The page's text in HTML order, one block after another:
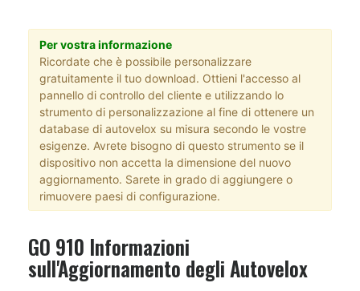
Per vostra informazione
Ricordate che è possibile personalizzare
gratuitamente il tuo download. Ottieni l'accesso al
pannello di controllo del cliente e utilizzando lo
strumento di personalizzazione al fine di ottenere un
database di autovelox su misura secondo le vostre
esigenze. Avrete bisogno di questo strumento se il
dispositivo non accetta la dimensione del nuovo
aggiornamento. Sarete in grado di aggiungere o
rimuovere paesi di configurazione.
GO 910 Informazioni
sull'Aggiornamento degli Autovelox